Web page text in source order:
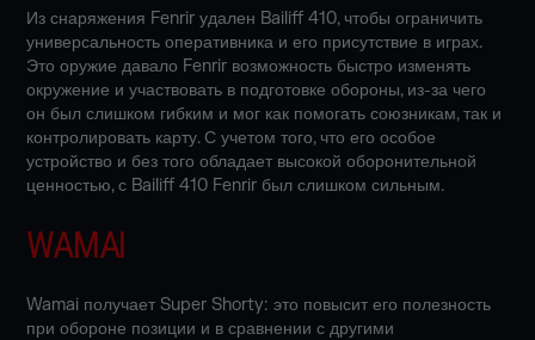
Из снаряжения Fenrir удален Bailiff 410, чтобы ограничить
универсальность оперативника и его присутствие в играх.
Это оружие давало Fenrir возможность быстро изменять
окружение и участвовать в подготовке обороны, из-за чего
он был слишком гибким и мог как помогать союзникам, так и
контролировать карту. С учетом того, что его особое
устройство и без того обладает высокой оборонительной
ценностью, с Bailiff 410 Fenrir был слишком сильным.
WAMAI
Wamai получает Super Shorty: это повысит его полезность
при обороне позиции и в сравнении с другими